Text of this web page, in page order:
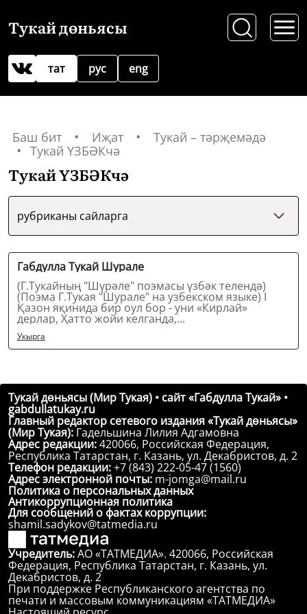
Тукай дөньясы
рус
тат eng
Баш бит Иҗат
Тукай – тәрҗемәдә
Тукай ҮЗБӘКчә
Тукай ҮЗБӘКчә
рубриканы сайларга
Габдулла Тукай Шурале
(Г.Тукайның "Шүрәле" поэмасы үзбәк телендә)
(Поэма Г.Тукая "Шурале" на узбекском языке) I
Қазон яқинида бир оул бор - уни «Кирлай»
дерлар, Ҳатто жойи келганда,...
Укырга
Тукай дөньясы (Мир Тукая) • сайт «Габдулла Тукай» •
gabdullatukay.ru
Главный редактор сетевого издания «Тукай дөньясы»
(Мир Тукая): Гадельшина Лилия Адгамовна
Адрес редакции:420066, Российская Федерация,
Республика Татарстан, г. Казань, ул. Декабристов, д. 2
Телефон редакции:+7 (843) 222-05-47 (1560)
Адрес электронной почты: m-jomga@mail.ru
Политика о персональных данных
Антикоррупционная политика
Для сообщений о фактах коррупции:
shamil.sadykov@tatmedia.ru
Учредитель:АО «ТАТМЕДИА». 420066, Российская
Федерация, Республика Татарстан, г. Казань, ул.
Декабристов, д. 2
При поддержке Республиканского агентства по
печати и массовым коммуникациям «ТАТМЕДИА»